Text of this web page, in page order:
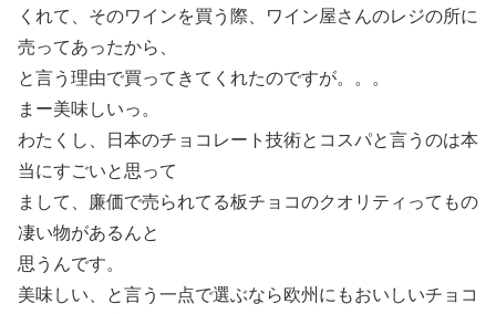
くれて、そのワインを買う際、ワイン屋さんのレジの所に
売ってあったから、
と言う理由で買ってきてくれたのですが。。。
まー美味しいっ。
わたくし、日本のチョコレート技術とコスパと言うのは本
当にすごいと思って
まして、廉価で売られてる板チョコのクオリティってもの
凄い物があるんと
思うんです。
美味しい、と言う一点で選ぶなら欧州にもおいしいチョコ